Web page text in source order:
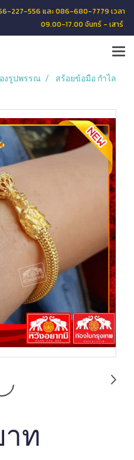
227-556 และ 086-680-7779 เวลา
09.00-17.00 จันทร์ - เสาร์
งรูปพรรณ
สร้อยข้อมือ กำไล
ท